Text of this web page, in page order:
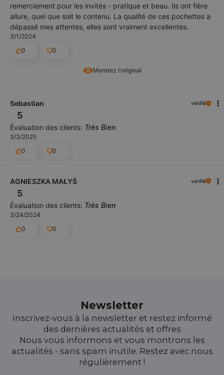
Montrez l'original
remerciement pour les invités - pratique et beau. Ils ont fière
allure, quel que soit le contenu. La qualité de ces pochettes a
dépassé mes attentes, elles sont vraiment excellentes.
3/1/2024
0
0
Sebastian vérifié
5
Évaluation des clients: Très Bien
3/3/2025
0
0
AGNIESZKA MAŁYŚ vérifié
5
Évaluation des clients: Très Bien
3/24/2024
0
0
Newsletter
Inscrivez-vous à la newsletter et restez informé
des dernières actualités et offres
Nous vous informons et vous montrons les
actualités - sans spam inutile. Restez avec nous
régulièrement !